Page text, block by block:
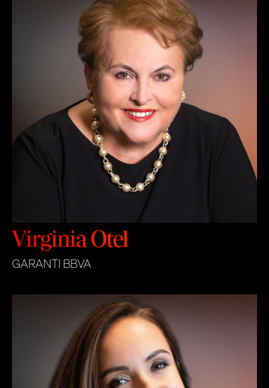
Virginia Otel
GARANTI BBVA